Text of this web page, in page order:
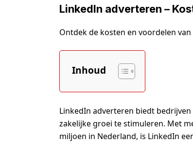
LinkedIn adverteren –
Ontdek de kosten en voordelen
Inhoud
LinkedIn adverteren biedt
zakelijke groei te stimuleren. Met
miljoen in Nederland, is LinkedIn